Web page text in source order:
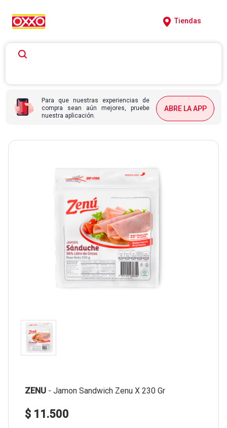
Tiendas
Para que nuestras experiencias de
compra sean aún mejores, pruebe
nuestra aplicación.
ABRE LA APP
ZENU - Jamon Sandwich Zenu X 230 Gr
$ 11.500